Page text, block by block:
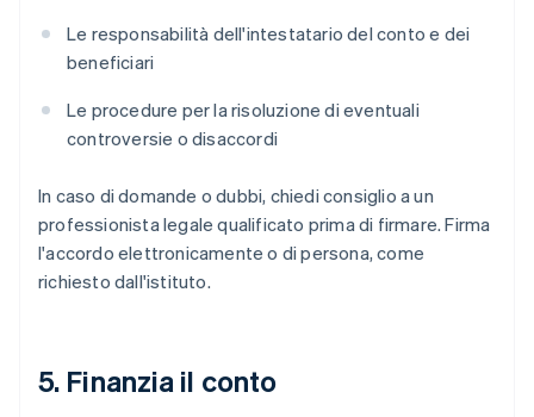
Le responsabilità dell'intestatario del conto e dei
beneficiari
Le procedure per la risoluzione di eventuali
controversie o disaccordi
In caso di domande o dubbi, chiedi consiglio a un
professionista legale qualificato prima di firmare. Firma
l'accordo elettronicamente o di persona, come
richiesto dall'istituto.
5. Finanzia il conto